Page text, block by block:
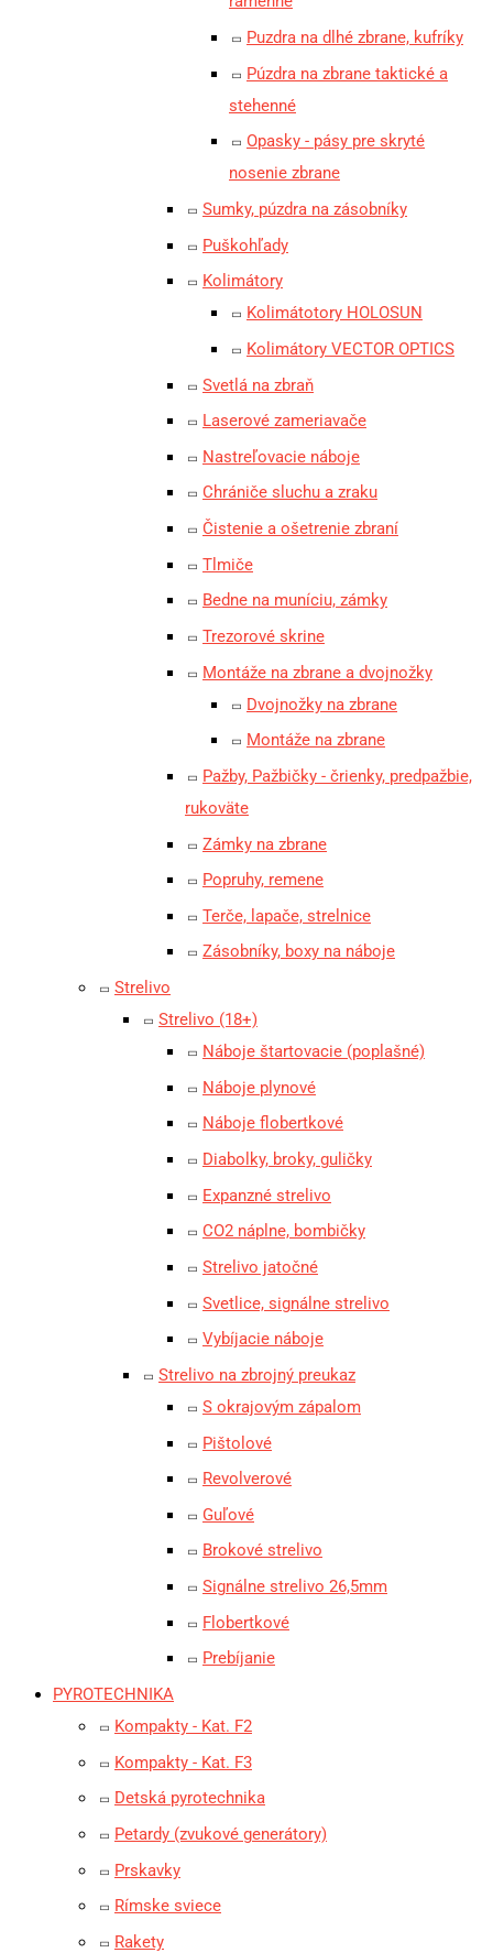
Puzdra na dlhé zbrane, kufríky
Púzdra na zbrane taktické a
stehenné
Opasky - pásy pre skryté
nosenie zbrane
Sumky, púzdra na zásobníky
Puškohľady
Kolimátory
Kolimátotory HOLOSUN
Kolimátory VECTOR OPTICS
Svetlá na zbraň
Laserové zameriavače
Nastreľovacie náboje
Chrániče sluchu a zraku
Čistenie a ošetrenie zbraní
Tlmiče
Bedne na muníciu, zámky
Trezorové skrine
Montáže na zbrane a dvojnožky
Dvojnožky na zbrane
Montáže na zbrane
Pažby, Pažbičky - črienky, predpažbie,
rukoväte
Zámky na zbrane
Popruhy, remene
Terče, lapače, strelnice
Zásobníky, boxy na náboje
Strelivo
Strelivo (18+)
Náboje štartovacie (poplašné)
Náboje plynové
Náboje flobertkové
Diabolky, broky, guličky
Expanzné strelivo
CO2 náplne, bombičky
Strelivo jatočné
Svetlice, signálne strelivo
Vybíjacie náboje
Strelivo na zbrojný preukaz
S okrajovým zápalom
Pištolové
Revolverové
Guľové
Brokové strelivo
Signálne strelivo 26,5mm
Flobertkové
Prebíjanie
PYROTECHNIKA
Kompakty - Kat. F2
Kompakty - Kat. F3
Detská pyrotechnika
Petardy (zvukové generátory)
Prskavky
Rímske sviece
Rakety